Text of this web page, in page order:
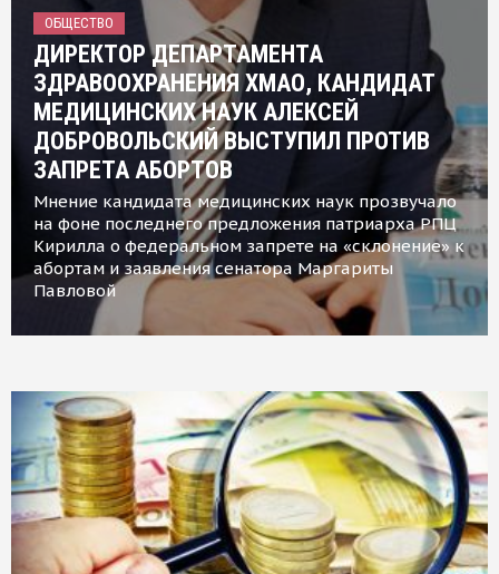
ОБЩЕСТВО
ДИРЕКТОР ДЕПАРТАМЕНТА
ЗДРАВООХРАНЕНИЯ ХМАО, КАНДИДАТ
МЕДИЦИНСКИХ НАУК АЛЕКСЕЙ
ДОБРОВОЛЬСКИЙ ВЫСТУПИЛ ПРОТИВ
ЗАПРЕТА АБОРТОВ
Мнение кандидата медицинских наук прозвучало
на фоне последнего предложения патриарха РПЦ
Кирилла о федеральном запрете на «склонение» к
абортам и заявления сенатора Маргариты
Павловой